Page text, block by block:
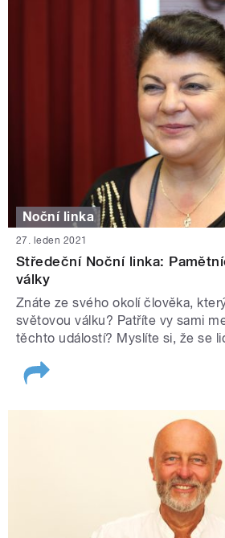
Noční linka
27. leden 2021
Středeční Noční linka:
války
Znáte ze svého okolí člověka,
světovou válku? Patříte vy sami
těchto událostí? Myslíte si, že se